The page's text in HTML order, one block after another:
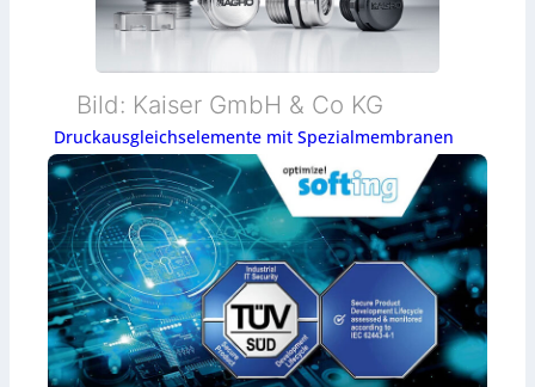
Bild: Kaiser GmbH & Co KG
Druckausgleichselemente mit Spezialmembranen